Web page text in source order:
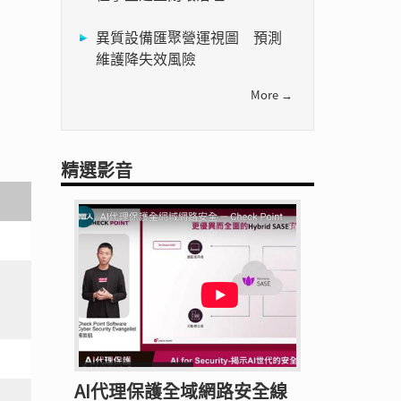
異質設備匯聚營運視圖 預測
維護降失效風險
More →
精選影音
AI代理保護全域網路安全線